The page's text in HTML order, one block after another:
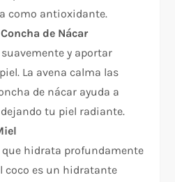
como antioxidante.
de Nácar
y aportar
La avena calma las
de nácar ayuda a
tu piel radiante.
hidrata profundamente
coco es un hidratante